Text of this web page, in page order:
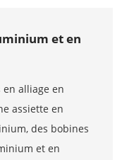
et en
alliage en
assiette en
des bobines
et en